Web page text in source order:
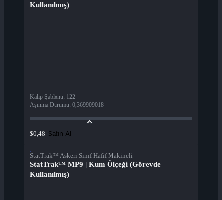
Kullanılmış)
Kalıp Şablonu: 122
Aşınma Durumu: 0,369909018
$0,48 Satın Al
StatTrak™ Askeri Sınıf Hafif Makineli
StatTrak™ MP9 | Kum Ölçeği (Görevde
Kullanılmış)